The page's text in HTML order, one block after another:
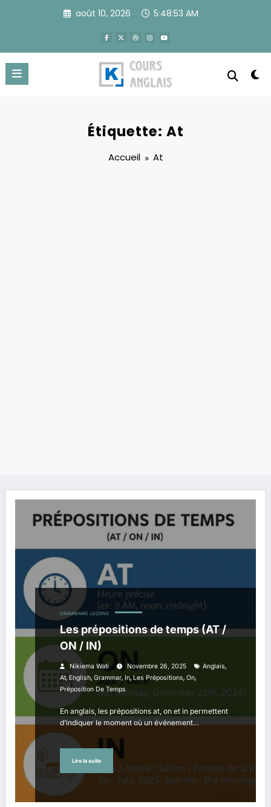
août 10, 2026 5:48:53 AM
Étiquette: At
Accueil At
GRAMMAIRE LEÇONS
Les prépositions de temps (AT /
ON / IN)
Nikiema Wati Novembre 26, 2025 Anglais,
At,English, Grammar, In,Les Prépositions, On,
Préposition De Temps
En anglais, les prépositions at, on et in permettent
d’indiquer le moment où un événement…
Lire la suite